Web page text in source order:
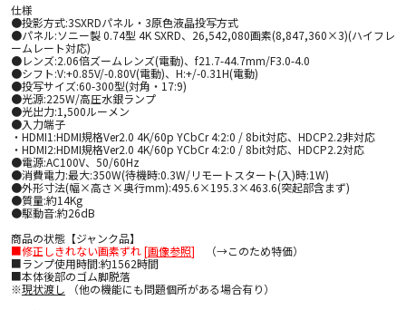
仕様
●投影方式:3SXRDパネル・3原色液晶投写方式
●パネル:ソニー製 0.74型 4K SXRD、26,542,080画素(8,847,360×3)(ハイフレ
ームレート対応)
●レンズ:2.06倍ズームレンズ(電動)、f21.7-44.7mm/F3.0-4.0
●シフト:V:+0.85V/-0.80V(電動)、H:+/-0.31H(電動)
●投写サイズ:60-300型(対角・17:9)
●光源:225W/高圧水銀ランプ
●光出力:1,500ルーメン
●入力端子
・HDMI1:HDMI規格Ver2.0 4K/60p YCbCr 4:2:0 / 8bit対応、HDCP2.2非対応
・HDMI2:HDMI規格Ver2.0 4K/60p YCbCr 4:2:0 / 8bit対応、HDCP2.2対応
●電源:AC100V、50/60Hz
●消費電力:最大:350W(待機時:0.3W/リモートスタート(入)時:1W)
●外形寸法(幅×高さ×奥行mm):495.6×195.3×463.6(突起部含まず)
●質量:約14Kg
●駆動音:約26dB
商品の状態【ジャンク品】
■修正しきれない画素ずれ [画像参照] （→このため特価）
■ランプ使用時間:約1562時間
■本体後部のゴム脚脱落
※現状渡し （他の機能にも問題個所がある場合有り）